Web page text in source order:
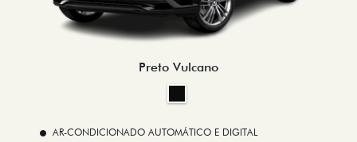
Preto Vulcano
AR-CONDICIONADO AUTOMÁTICO E DIGITAL